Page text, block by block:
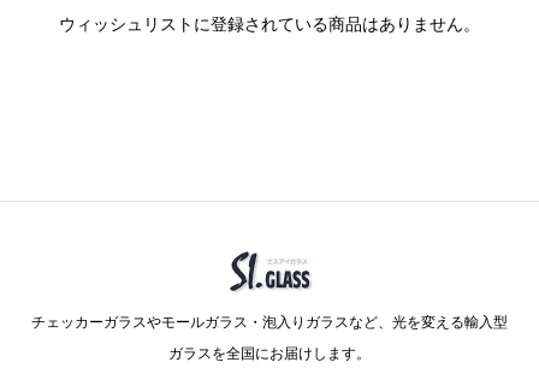
ウィッシュリストに登録されている商品はありません。
チェッカーガラスやモールガラス・泡入りガラスなど、光を変える輸入型
ガラスを全国にお届けします。